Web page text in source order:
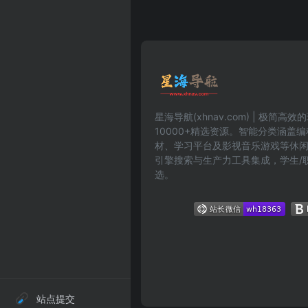
站点提交
星海导航(xhnav.com) | 极简高效
10000+精选资源。智能分类涵盖
材、学习平台及影视音乐游戏等休
引擎搜索与生产力工具集成，学生/
选。